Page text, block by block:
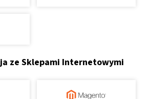
ze Sklepami Internetowymi